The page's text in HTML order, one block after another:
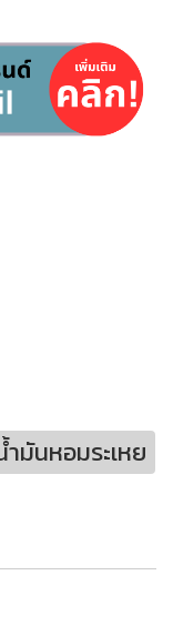
มันหอมระเหย